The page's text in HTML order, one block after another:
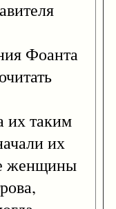
Фоанта
их таким
их
женщины